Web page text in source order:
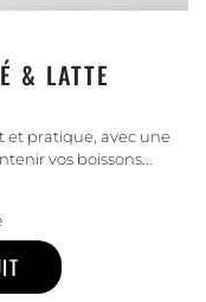
& LATTE
et pratique, avec une
vos boissons...